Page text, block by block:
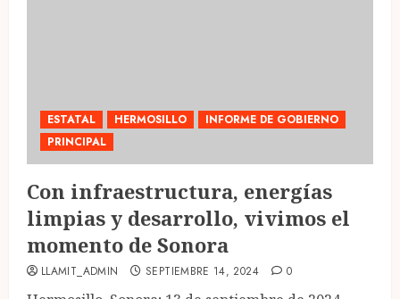
ESTATAL HERMOSILLO
INFORME DE GOBIERNO
PRINCIPAL
Con infraestructura, energías
limpias y desarrollo, vivimos el
momento de Sonora
LLAMIT_ADMIN SEPTIEMBRE 14, 2024 0